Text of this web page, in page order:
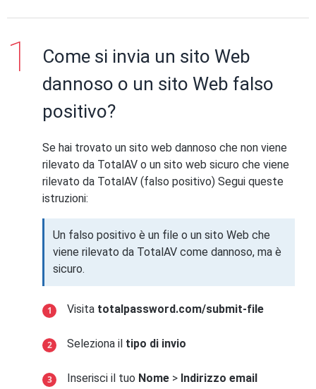
Come si invia un sito Web
dannoso o un sito Web falso
positivo?
Se hai trovato un sito web dannoso che non viene
rilevato da TotalAV o un sito web sicuro che viene
rilevato da TotalAV (falso positivo) Segui queste
istruzioni:
Un falso positivo è un file o un sito Web che
viene rilevato da TotalAV come dannoso, ma è
sicuro.
Visita totalpassword.com/submit-file
Seleziona il tipo di invio
Inserisci il tuo Nome > Indirizzo email